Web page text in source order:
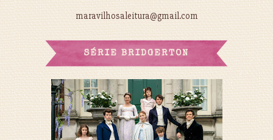
maravilhosaleitura@gmail.com
SÉRIE BRIDGERTON